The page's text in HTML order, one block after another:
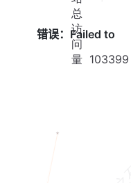
总
访
问
量 103399